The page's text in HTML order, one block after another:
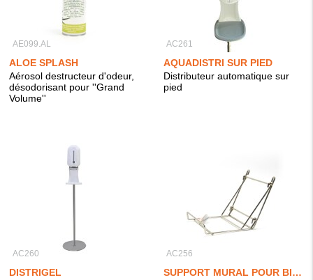
AE099.AL
ALOE SPLASH
Aérosol destructeur d'odeur,
désodorisant pour ''Grand
Volume''
AC261
AQUADISTRI SUR PIED
Distributeur automatique sur
pied
AC260
DISTRIGEL
AC256
SUPPORT MURAL POUR BIDON MICROBILLE